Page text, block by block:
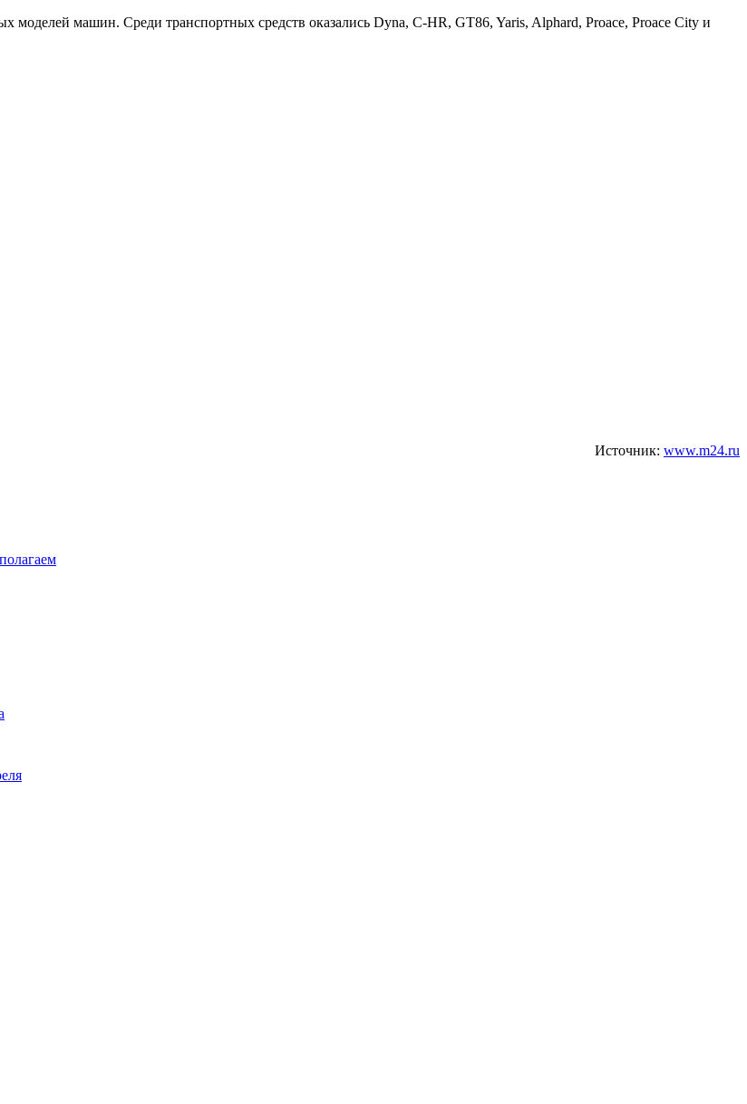
моделей машин. Среди транспортных средств оказались Dyna, C-HR, GT86, Yaris, Alphard, Proace, Proace City и
Источник: www.m24.ru